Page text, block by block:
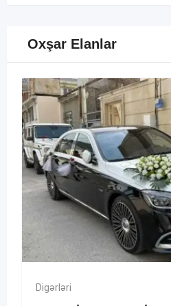
Oxşar Elanlar
Digərləri